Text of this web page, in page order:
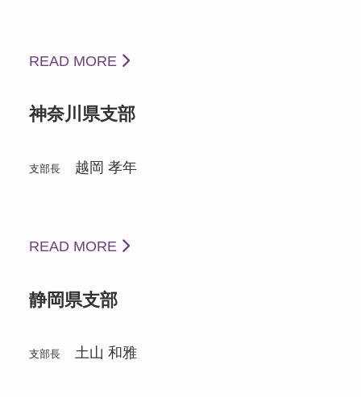
READ MORE
神奈川県支部
支部長越岡 孝年
READ MORE
静岡県支部
支部長土山 和雅